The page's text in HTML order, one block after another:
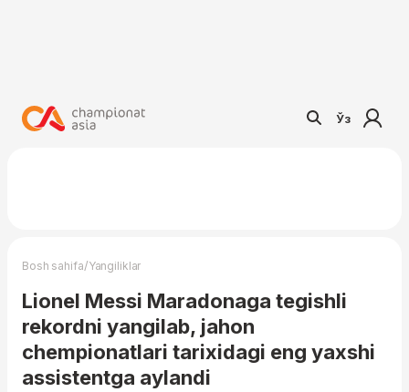
Ўз
Bosh sahifa/Yangiliklar
Lionel Messi Maradonaga tegishli
rekordni yangilab, jahon
chempionatlari tarixidagi eng yaxshi
assistentga aylandi